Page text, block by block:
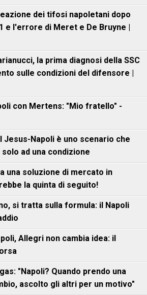
dei tifosi napoletani dopo
e l'errore di Meret e De Bruyne |
la prima diagnosi della SSC
sulle condizioni del difensore |
con Mertens: "Mio fratello" -
Jesus-Napoli è uno scenario che
ad una condizione
una soluzione di mercato in
la quinta di seguito!
si tratta sulla formula: il Napoli
Allegri non cambia idea: il
"Napoli? Quando prendo una
ascolto gli altri per un motivo"